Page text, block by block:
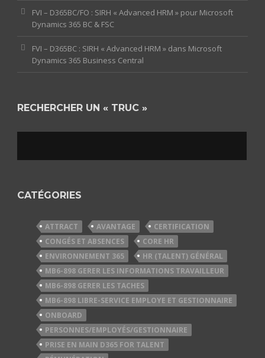
FVI – D365BC/FO : SIRH « Advanced HRM » pour Microsoft
Dynamics 365 BC & FSC
FVI – D365BC : SIRH « Advanced HRM » dans Microsoft
Dynamics 365 Business Central
RECHERCHER UN « TRUC »
CATÉGORIES
ATTRACT AVANTAGE
CERTIFICATION
CONGÉS ET ABSENCES
CORE HR
ENVIRONNEMENT 365
HR (TALENT) GÉNÉRAL
MB6-898 GERER LES INFORMATIONS TRAVAILLEUR
MB6-898 GERER LES TACHES
MB6-898 LIBRE-SERVICE EMPLOYE ET GESTIONNAIRE
ONBOARD
PERSONNES/EMPLOYÉS/GESTIONNAIRE
PRISE EN MAIN D365 FOR TALENT